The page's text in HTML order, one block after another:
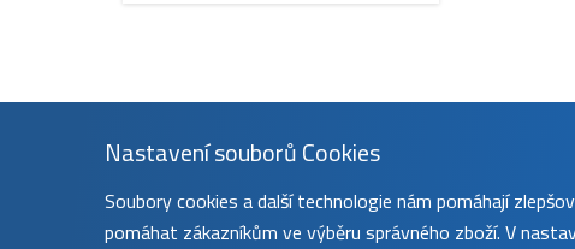
Nastavení souborů Cookies
Soubory cookies a další technologie nám pomáhají
pomáhat zákazníkům ve výběru správného zboží. V